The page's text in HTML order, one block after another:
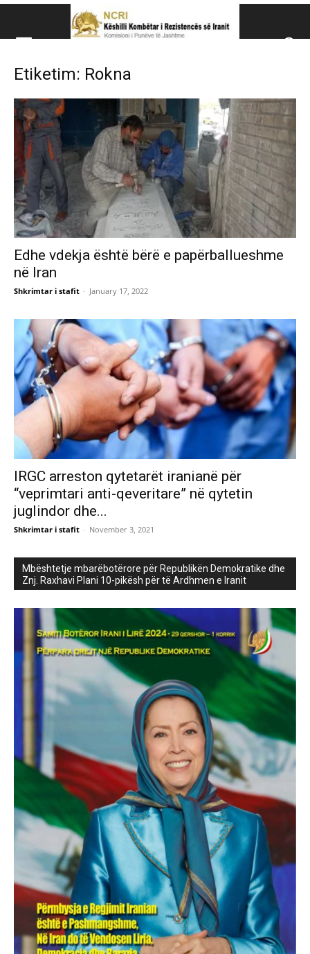
Këshillit Kombëtar të
Këshillit Kombëtar të Rezistencës së Iranit (NCRI)
Etiketim: Rokna
Edhe vdekja është bërë e papërballueshme
në Iran
Shkrimtar i stafit - January 17, 2022
IRGC arreston qytetarët iranianë për
“veprimtari anti-qeveritare” në qytetin
juglindor dhe...
Shkrimtar i stafit - November 3, 2021
Mbështetje mbarëbotërore për Republikën Demokratike dhe
Znj. Raxhavi Plani 10-pikësh për të Ardhmen e Iranit